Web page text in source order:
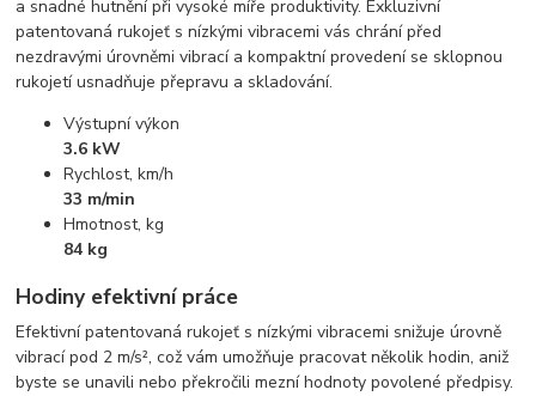
a snadné hutnění při vysoké míře produktivity. Exkluzivní
patentovaná rukojeť s nízkými vibracemi vás chrání před
nezdravými úrovněmi vibrací a kompaktní provedení se sklopnou
rukojetí usnadňuje přepravu a skladování.
Výstupní výkon
3.6 kW
Rychlost, km/h
33 m/min
Hmotnost, kg
84 kg
Hodiny efektivní práce
Efektivní patentovaná rukojeť s nízkými vibracemi snižuje úrovně
vibrací pod 2 m/s², což vám umožňuje pracovat několik hodin, aniž
byste se unavili nebo překročili mezní hodnoty povolené předpisy.